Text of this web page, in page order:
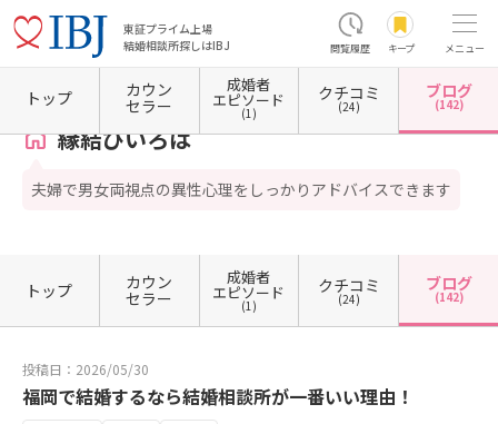
東証プライム上場
結婚相談所探しはIBJ
閲覧履歴 キープ メニュー
ホーム 福岡県の結婚相談所 福岡県福岡市 福岡県福岡市東区 縁結びいろは カウン
縁結びいろは
夫婦で男女両視点の異性心理をしっかりアドバイスできます
トップ カウン
セラー
成婚者
エピソード
(1)
クチコミ
(24)
ブログ
(142)
トップ カウン
セラー
成婚者
エピソード
(1)
クチコミ
(24)
ブログ
(142)
投稿日：2026/05/30
福岡で結婚するなら結婚相談所が一番いい理由！